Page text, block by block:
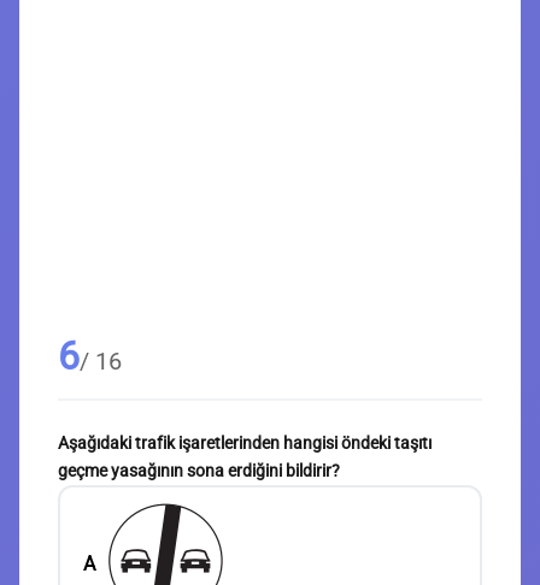
6/ 16
Aşağıdaki trafik işaretlerinden hangisi öndeki taşıtı
geçme yasağının sona erdiğini bildirir?
A